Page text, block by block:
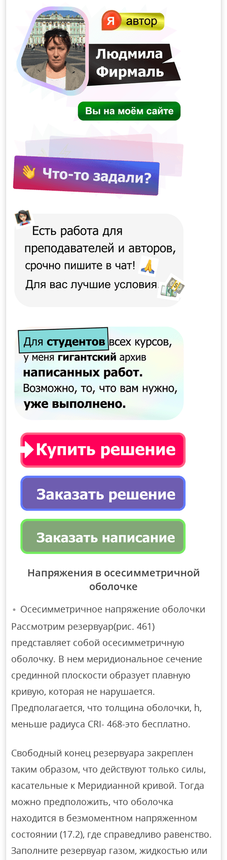
Напряжения в осесимметричной
оболочке
Осесимметричное напряжение оболочки
Рассмотрим резервуар(рис. 461)
представляет собой осесимметричную
оболочку. В нем меридиональное сечение
срединной плоскости образует плавную
кривую, которая не нарушается.
Предполагается, что толщина оболочки, h,
меньше радиуса CRI- 468-это бесплатно.
Свободный конец резервуара закреплен
таким образом, что действуют только силы,
касательные к Меридианной кривой. Тогда
можно предположить, что оболочка
находится в безмоментном напряженном
состоянии (17.2), где справедливо равенство.
Заполните резервуар газом, жидкостью или